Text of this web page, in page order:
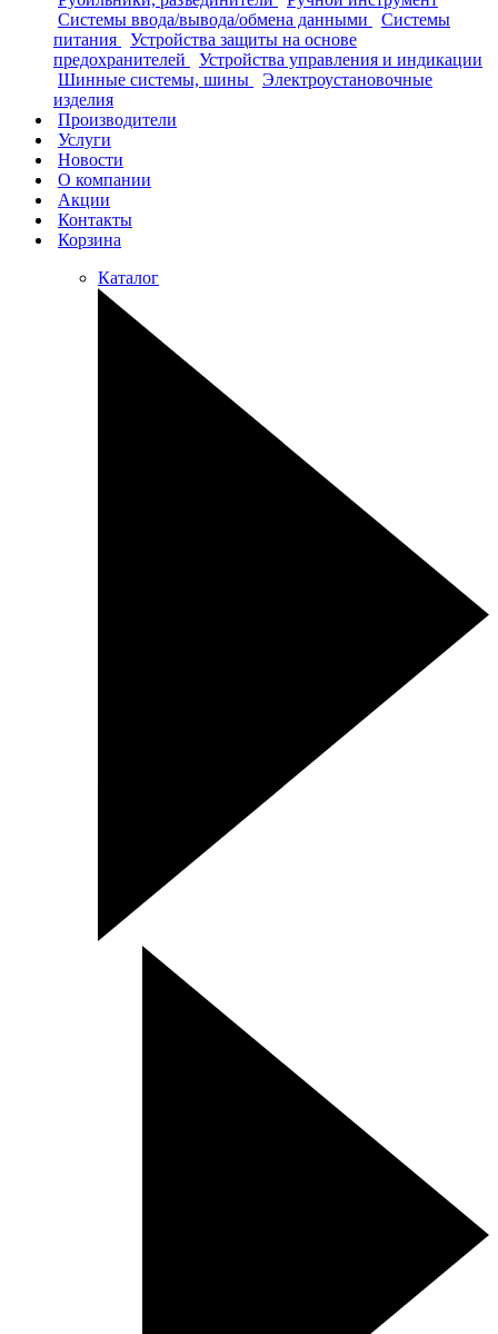
Системы ввода/вывода/обмена данными
Системы
питания
Устройства защиты на основе
предохранителей
Устройства управления и индикации
Шинные системы, шины
Электроустановочные
изделия
Производители
Услуги
Новости
О компании
Акции
Контакты
Корзина
Каталог